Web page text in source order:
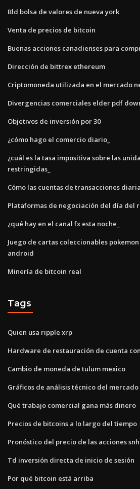
Bld bolsa de valores de nueva york
Venta de precios de bitcoin
Buenas acciones canadienses para
Dirección de bittrex ethereum
Criptomoneda utilizada en el mercado
Divergencias comerciales elder pdf
Objetivos de inversión por 30
¿cómo hago el comercio diario_
¿cuál es la tasa impositiva sobre las
restringidas_
Cómo las cuentas de transacciones
Plataformas de negociación del día del
¿qué hay en el canal fx esta noche_
Juego de cartas coleccionables
android
Minería de bitcoin real
Tags
Quien usa ripple xrp
Hardware de restauración de cuenta
Cambio de moneda de tulum mexico
Gráficos de análisis técnico del
Qué trabajo comercial gana más dinero
Precios de bitcoins a lo largo del tiempo
Pronóstico del precio de las acciones snh
Td inversión directa de inicio de sesión
Por qué bitcoin está arriba